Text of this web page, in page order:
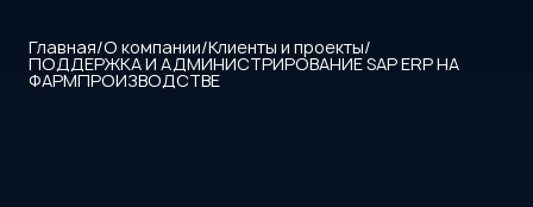
Главная/О компании/Клиенты и проекты/
ПОДДЕРЖКА И АДМИНИСТРИРОВАНИЕ SAP ERP НА
ФАРМПРОИЗВОДСТВЕ
Контакты